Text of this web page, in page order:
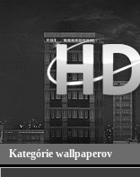
Kategórie wallpaperov